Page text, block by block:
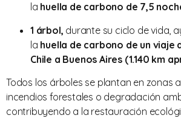
la huella de carbono de 7,5
1 árbol, durante su ciclo de vida,
la huella de carbono de un viaje
Chile a Buenos Aires (1.140 km
Todos los árboles se plantan en zonas
incendios forestales o degradación
contribuyendo a la restauración